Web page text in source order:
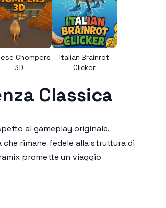
Chompers
3D
Italian Brainrot
Clicker
Classica
al gameplay originale.
rimane fedele alla struttura di
promette un viaggio